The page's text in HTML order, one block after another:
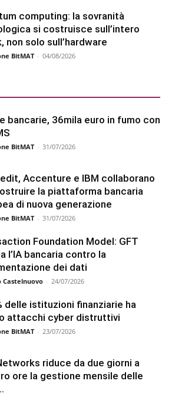
computing: la sovranità
si costruisce sull’intero
non solo sull’hardware
BitMAT - 04/08/2026
bancarie, 36mila euro in fumo con
BitMAT - 31/07/2026
Accenture e IBM collaborano
la piattaforma bancaria
di nuova generazione
BitMAT - 31/07/2026
Foundation Model: GFT
l’IA bancaria contro la
dei dati
Castelnuovo - 24/07/2026
delle istituzioni finanziarie ha
attacchi cyber distruttivi
BitMAT - 23/07/2026
riduce da due giorni a
ore la gestione mensile delle